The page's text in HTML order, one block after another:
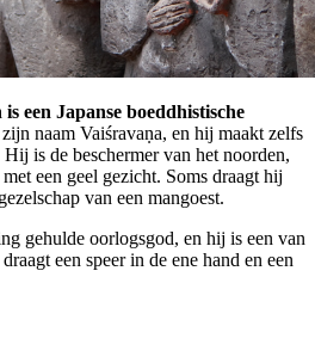
een Japanse boeddhistische
naam Vaiśravaṇa, en hij maakt zelfs
is de beschermer van het noorden,
een geel gezicht. Soms draagt hij
van een mangoest.
gehulde oorlogsgod, en hij is een van
een speer in de ene hand en een